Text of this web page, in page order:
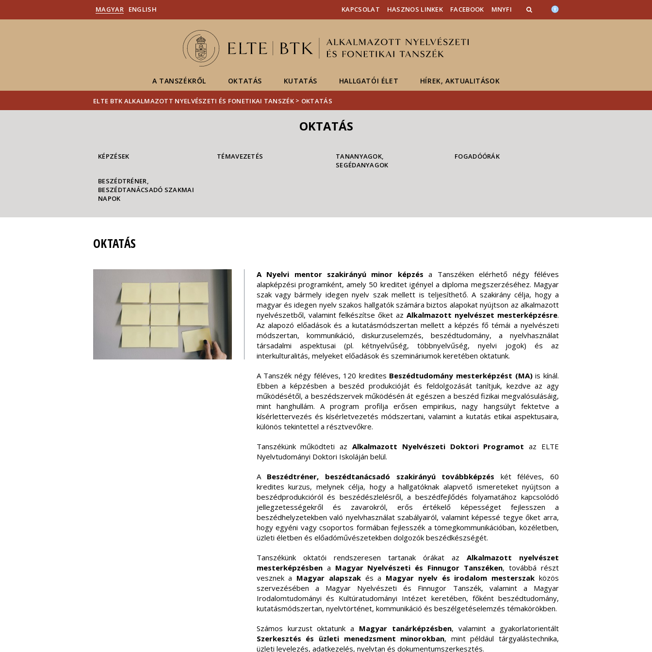
Hírek
Események
ELTE a
MAGYAR ENGLISH KAPCSOLAT HASZNOS LINKEK FACEBOOK MNYFI
A TANSZÉKRŐL OKTATÁS KUTATÁS HALLGATÓI ÉLET HÍREK, AKTUALITÁSOK
ELTE BTK ALKALMAZOTT NYELVÉSZETI ÉS FONETIKAI TANSZÉK > OKTATÁS
OKTATÁS
KÉPZÉSEK TÉMAVEZETÉS
TANANYAGOK,
SEGÉDANYAGOK
FOGADÓÓRÁK
BESZÉDTRÉNER,
BESZÉDTANÁCSADÓ SZAKMAI
NAPOK
OKTATÁS
A Nyelvi mentor szakirányú minor képzés a Tanszéken elérhető négy féléves
alapképzési programként, amely 50 kreditet igényel a diploma megszerzéséhez. Magyar
szak vagy bármely idegen nyelv szak mellett is teljesíthető. A szakirány célja, hogy a
magyar és idegen nyelv szakos hallgatók számára biztos alapokat nyújtson az alkalmazott
nyelvészetből, valamint felkészítse őket azAlkalmazott nyelvészet mesterképzésre.
Az alapozó előadások és a kutatásmódszertan mellett a képzés fő témái a nyelvészeti
módszertan, kommunikáció, diskurzuselemzés, beszédtudomány, a nyelvhasználat
társadalmi aspektusai (pl. kétnyelvűség, többnyelvűség, nyelvi jogok) és az
interkulturalitás, melyeket előadások és szemináriumok keretében oktatunk.
A Tanszék négy féléves, 120 kredites Beszédtudomány mesterképzést (MA)is kínál.
Ebben a képzésben a beszéd produkcióját és feldolgozását tanítjuk, kezdve az agy
működésétől, a beszédszervek működésén át egészen a beszéd fizikai megvalósulásáig,
mint hanghullám. A program profilja erősen empirikus, nagy hangsúlyt fektetve a
kísérlettervezés és kísérletvezetés módszertani, valamint a kutatás etikai aspektusaira,
különös tekintettel a résztvevőkre.
Tanszékünk működteti azAlkalmazott Nyelvészeti Doktori Programot az ELTE
Nyelvtudományi Doktori Iskoláján belül.
A Beszédtréner, beszédtanácsadó szakirányú továbbképzés két féléves, 60
kredites kurzus, melynek célja, hogy a hallgatóknak alapvető ismereteket nyújtson a
beszédprodukcióról és beszédészlelésről, a beszédfejlődés folyamatához kapcsolódó
jellegzetességekről és zavarokról, erős értékelő képességet fejlesszen a
beszédhelyzetekben való nyelvhasználat szabályairól, valamint képessé tegye őket arra,
hogy egyéni vagy csoportos formában fejlesszék a tömegkommunikációban, közéletben,
üzleti életben és előadóművészetekben dolgozók beszédkészségét.
Tanszékünk oktatói rendszeresen tartanak órákat az Alkalmazott nyelvészet
mesterképzésbena Magyar Nyelvészeti és Finnugor Tanszéken, továbbá részt
vesznek a Magyar alapszakés a Magyar nyelv és irodalom mesterszak közös
szervezésében a Magyar Nyelvészeti és Finnugor Tanszék, valamint a Magyar
Irodalomtudományi és Kultúratudományi Intézet keretében, főként beszédtudomány,
kutatásmódszertan, nyelvtörténet, kommunikáció és beszélgetéselemzés témakörökben.
Számos kurzust oktatunk a Magyar tanárképzésben, valamint a gyakorlatorientált
Szerkesztés és üzleti menedzsment minorokban, mint például tárgyalástechnika,
üzleti levelezés, adatkezelés, nyelvtan és dokumentumszerkesztés.